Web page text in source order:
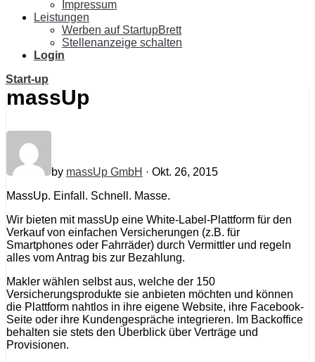
Impressum
Leistungen
Werben auf StartupBrett
Stellenanzeige schalten
Login
Start-up
massUp
by massUp GmbH · Okt. 26, 2015
MassUp. Einfall. Schnell. Masse.
Wir bieten mit massUp eine White-Label-Plattform für den
Verkauf von einfachen Versicherungen (z.B. für
Smartphones oder Fahrräder) durch Vermittler und regeln
alles vom Antrag bis zur Bezahlung.
Makler wählen selbst aus, welche der 150
Versicherungsprodukte sie anbieten möchten und können
die Plattform nahtlos in ihre eigene Website, ihre Facebook-
Seite oder ihre Kundengespräche integrieren. Im Backoffice
behalten sie stets den Überblick über Verträge und
Provisionen.